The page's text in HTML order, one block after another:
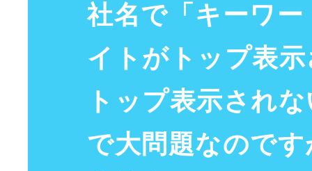
社名で「 キーワー
イト が トップ表示
トップ表示され
で大問題なのです